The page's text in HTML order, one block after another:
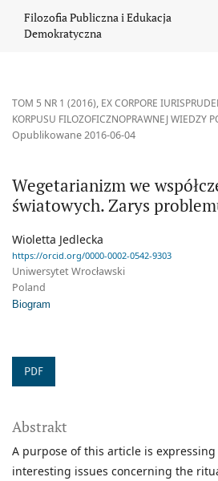
Filozofia Publiczna i Edukacja
Demokratyczna
TOM 5 NR 1 (2016), EX CORPORE
KORPUSU FILOZOFICZNOPRAWNEJ WIEDZY
Wegetarianizm we
światowych. Zarys
Opublikowane 2016-06-04
Wioletta Jedlecka
https://orcid.org/0000-0002-0542-9303
Uniwersytet Wrocławski
Poland
Biogram
PDF
Abstrakt
A purpose of this article is
interesting issues concerning the